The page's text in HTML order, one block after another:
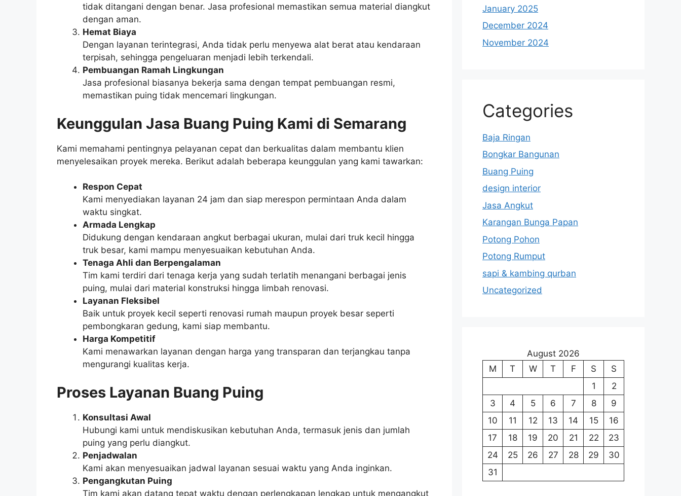
tidak ditangani dengan benar. Jasa profesional memastikan semua material diangkut
dengan aman.
Hemat Biaya
Dengan layanan terintegrasi, Anda tidak perlu menyewa alat berat atau kendaraan
terpisah, sehingga pengeluaran menjadi lebih terkendali.
Pembuangan Ramah Lingkungan
Jasa profesional biasanya bekerja sama dengan tempat pembuangan resmi,
memastikan puing tidak mencemari lingkungan.
Keunggulan Jasa Buang Puing Kami di Semarang
Kami memahami pentingnya pelayanan cepat dan berkualitas dalam membantu klien
menyelesaikan proyek mereka. Berikut adalah beberapa keunggulan yang kami tawarkan:
Respon Cepat
Kami menyediakan layanan 24 jam dan siap merespon permintaan Anda dalam
waktu singkat.
Armada Lengkap
Didukung dengan kendaraan angkut berbagai ukuran, mulai dari truk kecil hingga
truk besar, kami mampu menyesuaikan kebutuhan Anda.
Tenaga Ahli dan Berpengalaman
Tim kami terdiri dari tenaga kerja yang sudah terlatih menangani berbagai jenis
puing, mulai dari material konstruksi hingga limbah renovasi.
Layanan Fleksibel
Baik untuk proyek kecil seperti renovasi rumah maupun proyek besar seperti
pembongkaran gedung, kami siap membantu.
Harga Kompetitif
Kami menawarkan layanan dengan harga yang transparan dan terjangkau tanpa
mengurangi kualitas kerja.
Proses Layanan Buang Puing
Konsultasi Awal
Hubungi kami untuk mendiskusikan kebutuhan Anda, termasuk jenis dan jumlah
puing yang perlu diangkut.
Penjadwalan
Kami akan menyesuaikan jadwal layanan sesuai waktu yang Anda inginkan.
Pengangkutan Puing
Tim kami akan datang tepat waktu dengan perlengkapan lengkap untuk mengangkut
January 2025
December 2024
November 2024
Categories
Baja Ringan
Bongkar Bangunan
Buang Puing
design interior
Jasa Angkut
Karangan Bunga Papan
Potong Pohon
Potong Rumput
sapi & kambing qurban
Uncategorized
August 2026
M
T W T F S
S
1
2
3
4 5 6 7 8
9
10
11 12 13 14 15
16
17
18 19 20 21 22
23
24
25 26 27 28 29
30
31